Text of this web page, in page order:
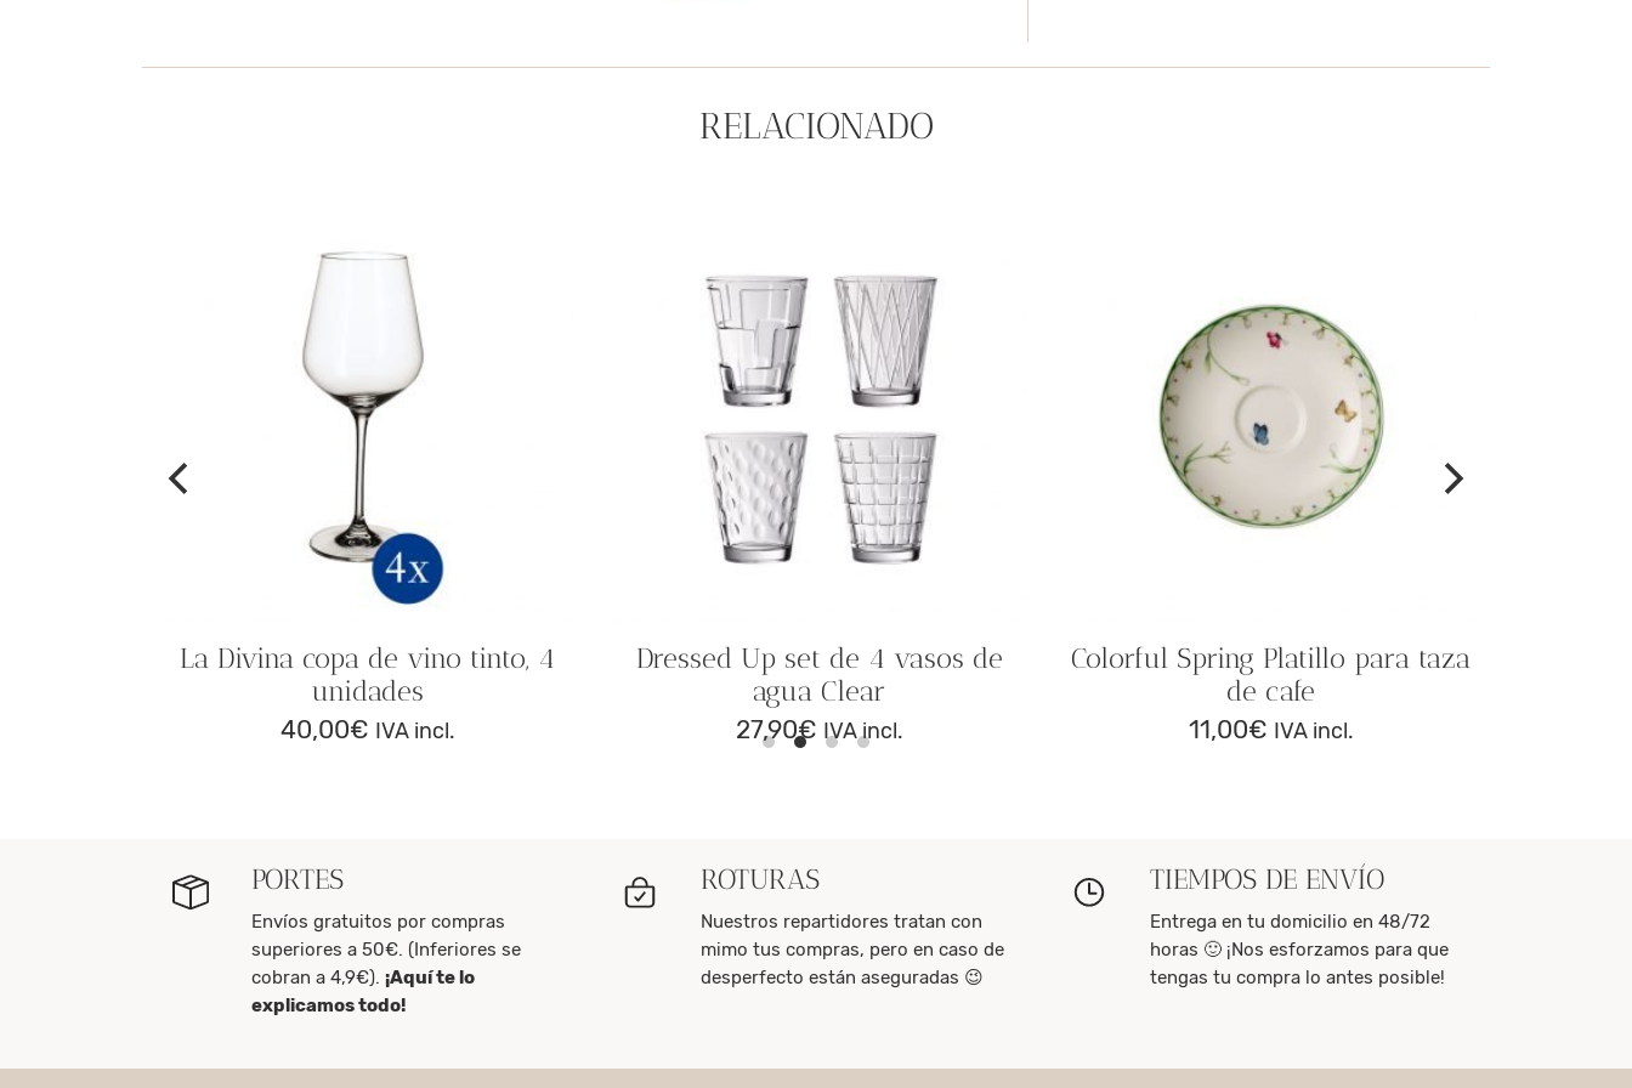
RELACIONADO
La Divina copa de vino tinto, 4
unidades
40,00€ IVA incl.
Dressed Up set de 4 vasos de
agua Clear
27,90€ IVA incl.
Colorful Spring Platillo para taza
de cafe
11,00€ IVA incl.
PORTES
Envíos gratuitos por compras
superiores a 50€. (Inferiores se
cobran a 4,9€). ¡Aquí te lo
explicamos todo!
ROTURAS
Nuestros repartidores tratan con
mimo tus compras, pero en caso de
desperfecto están aseguradas 😉
TIEMPOS DE ENVÍO
Entrega en tu domicilio en 48/72
horas 🙂 ¡Nos esforzamos para que
tengas tu compra lo antes posible!